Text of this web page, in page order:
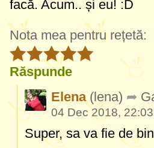
facă. Acum.. și eu! :D
Nota mea pentru rețetă:
Răspunde
Elena (lena)
04 Dec 2018, 22:03
Super, sa va fie de